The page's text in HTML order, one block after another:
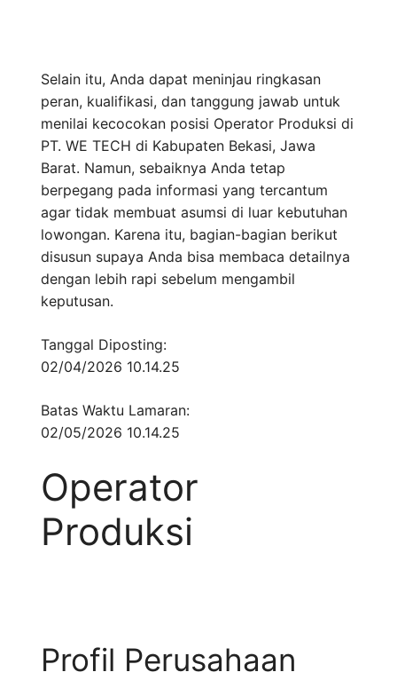
Selain itu, Anda dapat meninjau ringkasan
peran, kualifikasi, dan tanggung jawab untuk
menilai kecocokan posisi Operator Produksi di
PT. WE TECH di Kabupaten Bekasi, Jawa
Barat. Namun, sebaiknya Anda tetap
berpegang pada informasi yang tercantum
agar tidak membuat asumsi di luar kebutuhan
lowongan. Karena itu, bagian-bagian berikut
disusun supaya Anda bisa membaca detailnya
dengan lebih rapi sebelum mengambil
keputusan.
Tanggal Diposting:
02/04/2026 10.14.25
Batas Waktu Lamaran:
02/05/2026 10.14.25
Operator
Produksi
Profil Perusahaan